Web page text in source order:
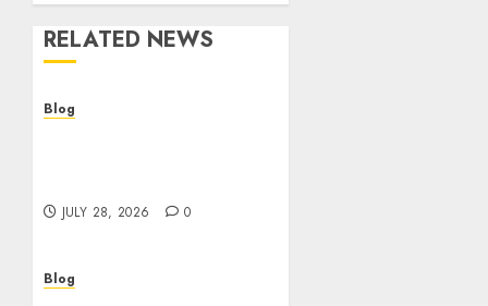
RELATED NEWS
Blog
JULY 28, 2026 0
Blog